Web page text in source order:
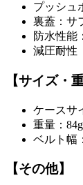
プッシュ
裏蓋：サ
防水性能
減圧耐性
【サイズ・
ケースサ
重量：
ベルト幅
【その他】